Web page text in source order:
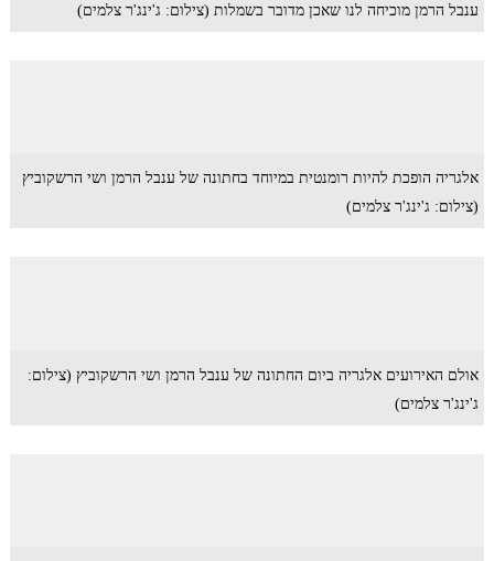
ענבל הרמן מוכיחה לנו שאכן מדובר בשמלות (צילום: ג'ינג'ר צלמים)
אלגריה הופכת להיות רומנטית במיוחד בחתונה של ענבל הרמן ושי הרשקוביץ
(צילום: ג'ינג'ר צלמים)
אולם האירועים אלגריה ביום החתונה של ענבל הרמן ושי הרשקוביץ (צילום:
ג'ינג'ר צלמים)